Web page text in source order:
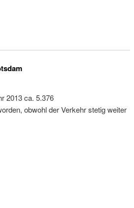
2013 ca. 5.376
obwohl der Verkehr stetig weiter